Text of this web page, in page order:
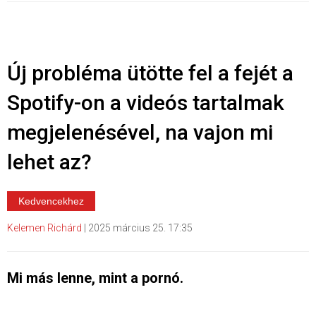
Új probléma ütötte fel a fejét a
Spotify-on a videós tartalmak
megjelenésével, na vajon mi
lehet az?
Kedvencekhez
Kelemen Richárd 2025 március 25. 17:35
Mi más lenne, mint a pornó.